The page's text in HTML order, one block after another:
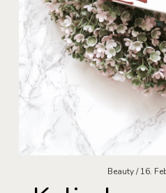
Beauty 16.